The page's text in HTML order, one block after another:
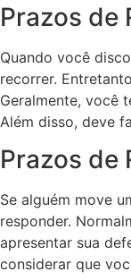
Prazos de
Quando você
recorrer.
Geralmente, você
Além disso, deve
Prazos de
Se alguém move
responder.
apresentar sua
considerar que